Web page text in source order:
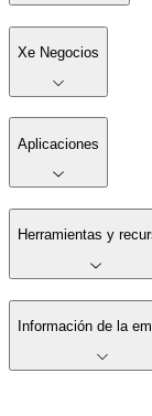
Xe Negocios
Aplicaciones
Herramientas y
Información de la